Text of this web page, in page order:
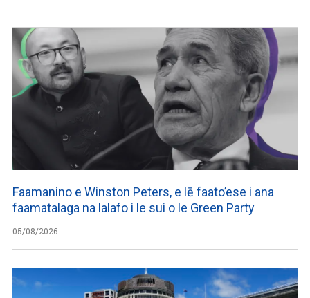
Faamanino e Winston Peters, e lē faato’ese i ana
faamatalaga na lalafo i le sui o le Green Party
05/08/2026